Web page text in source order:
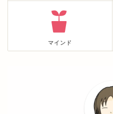
マインド